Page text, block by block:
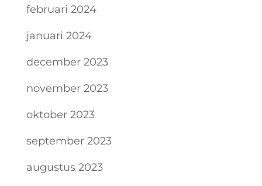
februari 2024
januari 2024
december 2023
november 2023
oktober 2023
september 2023
augustus 2023